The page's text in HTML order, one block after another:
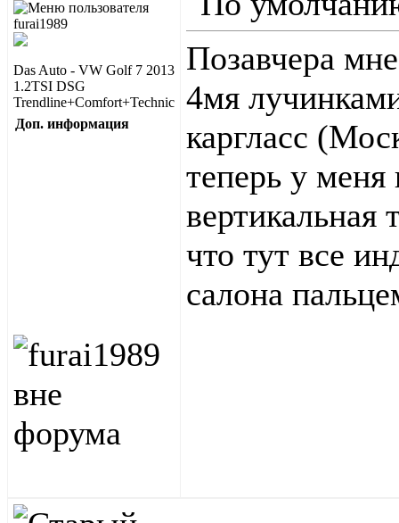
Das Auto - VW Golf 7 2013
1.2TSI DSG
Trendline+Comfort+Technic
Доп. информация
Позавчера
4мя
каргласс
теперь у меня
что тут все
салона